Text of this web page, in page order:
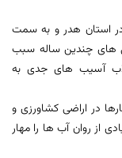
آب در استان هدر و به سمت
های چندین ساله سبب
آسیب های جدی به
در اراضی کشاورزی و
از روان آب ها را مهار